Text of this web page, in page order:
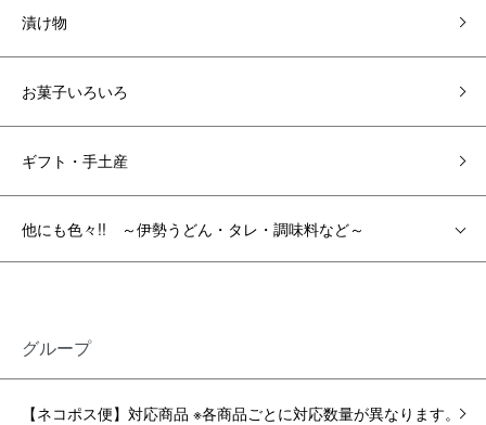
漬け物
お菓子いろいろ
ギフト・手土産
他にも色々!! ～伊勢うどん・タレ・調味料など～
グループ
【ネコポス便】対応商品 ※各商品ごとに対応数量が異なります。